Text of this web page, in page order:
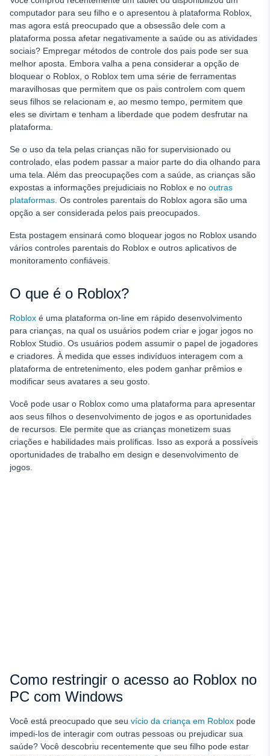
computador para seu filho e o apresentou à plataforma Roblox,
mas agora está preocupado que a obsessão dele com a
plataforma possa afetar negativamente a saúde ou as atividades
sociais? Empregar métodos de controle dos pais pode ser sua
melhor aposta. Embora valha a pena considerar a opção de
bloquear o Roblox, o Roblox tem uma série de ferramentas
maravilhosas que permitem que os pais controlem com quem
seus filhos se relacionam e, ao mesmo tempo, permitem que
eles se divirtam e tenham a liberdade que podem desfrutar na
plataforma.
Se o uso da tela pelas crianças não for supervisionado ou
controlado, elas podem passar a maior parte do dia olhando para
uma tela. Além das preocupações com a saúde, as crianças são
expostas a informações prejudiciais no Roblox e no outras
plataformas . Os controles parentais do Roblox agora são uma
opção a ser considerada pelos pais preocupados.
Esta postagem ensinará como bloquear jogos no Roblox usando
vários controles parentais do Roblox e outros aplicativos de
monitoramento confiáveis.
O que é o Roblox?
Roblox é uma plataforma on-line em rápido desenvolvimento
para crianças, na qual os usuários podem criar e jogar jogos no
Roblox Studio. Os usuários podem assumir o papel de jogadores
e criadores. À medida que esses indivíduos interagem com a
plataforma de entretenimento, eles podem ganhar prêmios e
modificar seus avatares a seu gosto.
Você pode usar o Roblox como uma plataforma para apresentar
aos seus filhos o desenvolvimento de jogos e as oportunidades
de recursos. Ele permite que as crianças monetizem suas
criações e habilidades mais prolíficas. Isso as exporá a possíveis
oportunidades de trabalho em design e desenvolvimento de
jogos.
Como restringir o acesso ao Roblox no
PC com Windows
Você está preocupado que seu vício da criança em Roblox pode
impedi-los de interagir com outras pessoas ou prejudicar sua
saúde? Você descobriu recentemente que seu filho pode estar